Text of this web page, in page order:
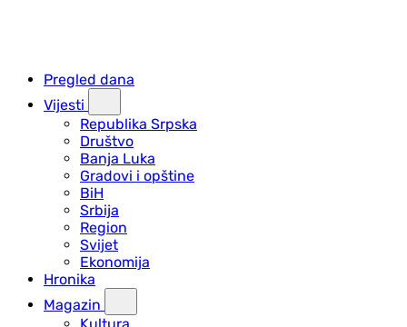
Pregled dana
Vijesti
Republika Srpska
Društvo
Banja Luka
Gradovi i opštine
BiH
Srbija
Region
Svijet
Ekonomija
Hronika
Magazin